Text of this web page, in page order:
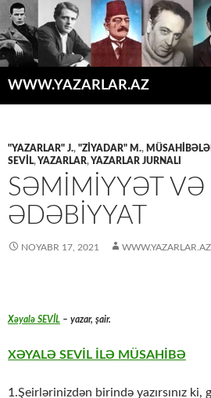
WWW.YAZARLAR.AZ
"YAZARLAR" J., "ZİYADAR" M.,
SEVİL, YAZARLAR, YAZARLAR JURNALI
SƏMIMIYYƏT VƏ
ƏDƏBIYYAT
NOYABR 17, 2021 WWW.YAZARLAR.AZ
Xəyalə SEVİL – yazar, şair.
XƏYALƏ SEVİL İLƏ MÜSAHİBƏ
1.Şeirlərinizdən birində yazırsınız ki,